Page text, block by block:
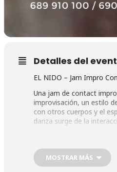
Detalles del
EL NIDO – Jam Impro
Una jam de contact
improvisación, un estilo
con otros cuerpos y el
danza surge de la
Marqués de Vadillo, Madrid
MOSTRAR MÁS